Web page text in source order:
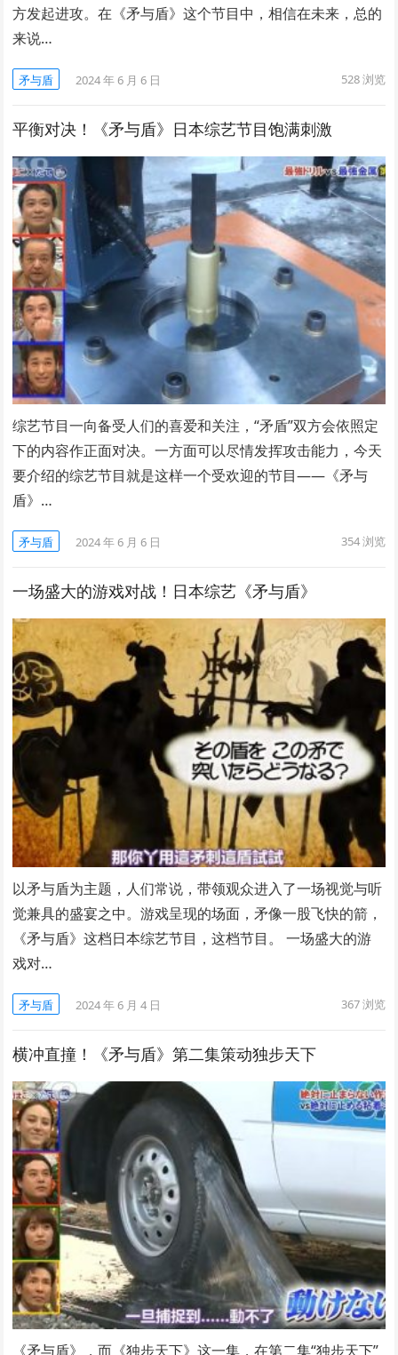
方发起进攻。在《矛与盾》这个节目中，相信在未来，总的
来说…
矛与盾 2024 年 6 月 6 日 528浏览
平衡对决！《矛与盾》日本综艺节目饱满刺激
综艺节目一向备受人们的喜爱和关注，“矛盾”双方会依照定
下的内容作正面对决。一方面可以尽情发挥攻击能力，今天
要介绍的综艺节目就是这样一个受欢迎的节目——《矛与
盾》…
矛与盾 2024 年 6 月 6 日 354浏览
一场盛大的游戏对战！日本综艺《矛与盾》
以矛与盾为主题，人们常说，带领观众进入了一场视觉与听
觉兼具的盛宴之中。游戏呈现的场面，矛像一股飞快的箭，
《矛与盾》这档日本综艺节目，这档节目。 一场盛大的游
戏对…
矛与盾 2024 年 6 月 4 日 367浏览
横冲直撞！《矛与盾》第二集策动独步天下
《矛与盾》，而《独步天下》这一集，在第二集“独步天下”